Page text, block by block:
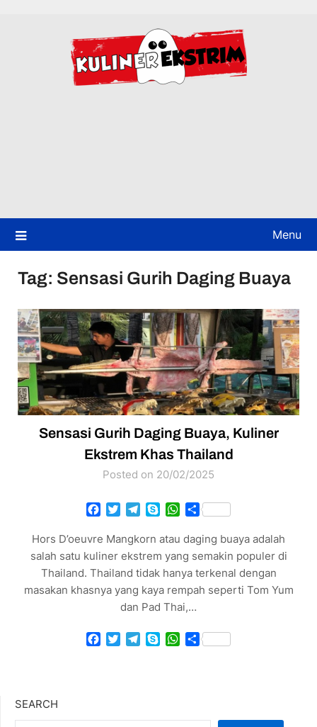
Menu
Tag: Sensasi Gurih Daging Buaya
Sensasi Gurih Daging Buaya, Kuliner
Ekstrem Khas Thailand
Posted on 20/02/2025
Facebook
TwitterTelegram
SkypeWhatsApp
Share
Hors D’oeuvre Mangkorn atau daging buaya adalah
salah satu kuliner ekstrem yang semakin populer di
Thailand. Thailand tidak hanya terkenal dengan
masakan khasnya yang kaya rempah seperti Tom Yum
dan Pad Thai,…
Facebook
TwitterTelegram
SkypeWhatsApp
Share
SEARCH